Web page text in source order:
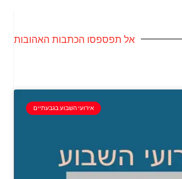
אל תפספסו הכתבות האהובות
אירועי השבוע בגבעתיים